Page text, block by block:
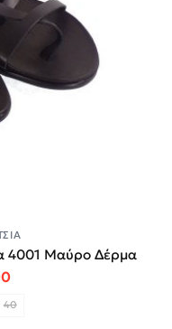
4001 Μαύρο Δέρμα
price was: €49.00.
Η τρέχουσα τιμή
40